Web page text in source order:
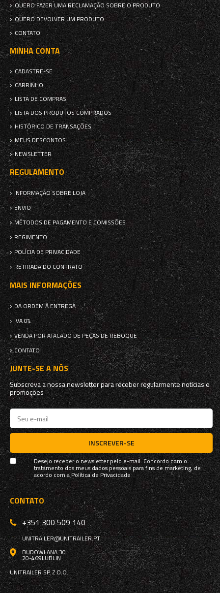
QUERO FAZER UMA RECLAMAÇÃO SOBRE O PRODUTO
QUERO DEVOLVER UM PRODUTO
CONTATO
MINHA CONTA
CADASTRE-SE
CARRINHO
LISTA DE COMPRAS
LISTA DOS PRODUTOS COMPRADOS
HISTÓRICO DE TRANSAÇÕES
MEUS DESCONTOS
NEWSLETTER
REGULAMENTO
INFORMAÇÃO SOBRE LOJA
ENVIO
MÉTODOS DE PAGAMENTO E COMISSÕES
REGIMENTO
POLÍCIA DE PRIVACIDADE
RETIRADA DO CONTRATO
MAIS INFORMAÇÕES
DA ORDEM À ENTREGA
IVA 0%
VENDA POR ATACADO DE PEÇAS DE REBOQUE
CONTATO
JUNTE-SE A NÓS
Subscreva a nossa newsletter para receber regularmente notícias e
promoções
INSCREVER-SE
Desejo receber o newsletter pelo e-mail. Concordo com o
tratamento dos meus dados pessoais para fins de marketing, de
acordo com aPolítica de Privacidade
CONTATO
+351 300 509 140
UNITRAILER@UNITRAILER.PT
BUDOWLANA 30
20-469LUBLIN
UNITRAILER SP. Z O.O.